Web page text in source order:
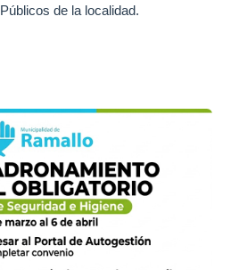
de la localidad.